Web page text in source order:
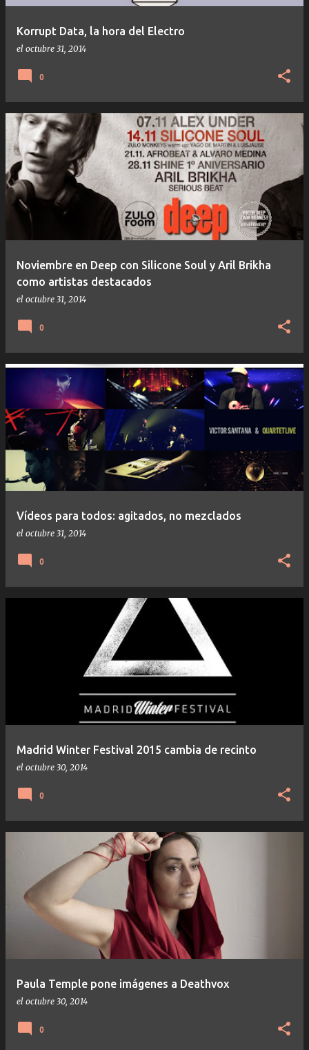
Korrupt Data, la hora del Electro
el octubre 31, 2014
0
Noviembre en Deep con Silicone Soul y Aril Brikha
como artistas destacados
el octubre 31, 2014
0
Vídeos para todos: agitados, no mezclados
el octubre 31, 2014
0
Madrid Winter Festival 2015 cambia de recinto
el octubre 30, 2014
0
Paula Temple pone imágenes a Deathvox
el octubre 30, 2014
0